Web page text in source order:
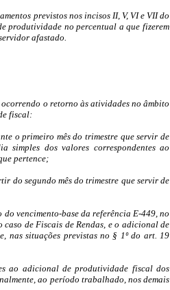
previstos nos incisos II, V, VI e VII do
produtividade no percentual a que fizerem
afastado.
o retorno às atividades no âmbito
fiscal:
o primeiro mês do trimestre que servir de
dos valores correspondentes ao
pertence;
do segundo mês do trimestre que servir de
vencimento-base da referência E-449, no
de Fiscais de Rendas, e o adicional de
nas situações previstas no § 1º do art. 19
ao adicional de produtividade fiscal dos
ao período trabalhado, nos demais